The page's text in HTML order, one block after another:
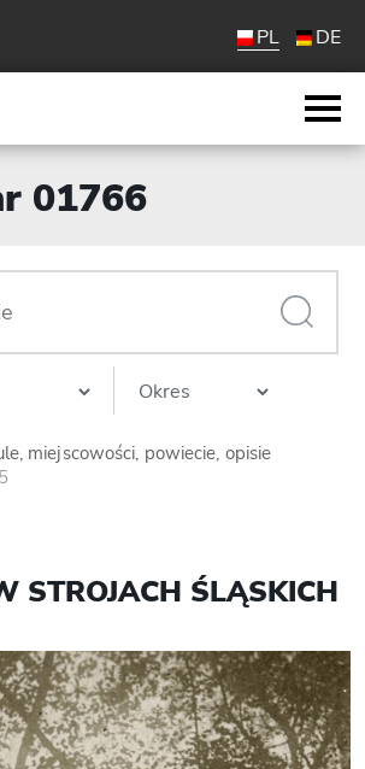
PL DE
01766
miejscowości, powiecie, opisie
STROJACH ŚLĄSKICH